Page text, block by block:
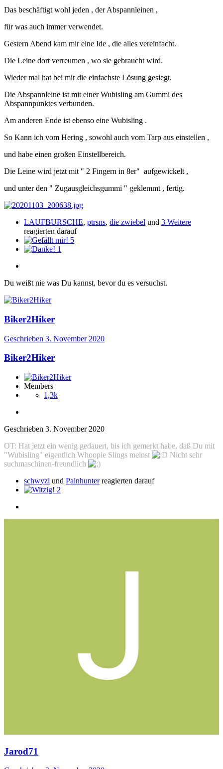
Das beschäftigt wohl jeden , der Abspannleinen ,
für was auch immer verwendet.
Gestern Abend kam mir eine Ide , die alles vereinfacht.
Die Leine dort verreumen , wo sie gebraucht wird.
Wieder mal hat bei mir die einfachste Lösung gesiegt.
Die Abspannleine ist mit einer Wubisling am Gummi des
Abspannpunktes verbunden.
Am anderen Ende ist ebenso eine Wubisling .
So Kann ich vom Hering , sowohl auch vom Tarp aus einstellen ,
und habe einen großen Einstellbereich.
Die Leine wird jetzt mit " 2 Fingern in 8er" aufgewickelt ,
und unter den " Zugausgleichsgummi " geklemmt , fertig.
LAUFBURSCHE, ptrsns, die zwiebel und 3 Weitere
reagierten darauf
5
1
Du weißt nie was Du kannst, bevor du es versuchst.
Biker2Hiker
Geschrieben 3. November 2020
Biker2Hiker
Members
1,3k
Geschrieben 3. November 2020
OT: Hat jetzt ein wenig gedauert, bis ich gemerkt habe, daß Du mit
"Wubisling" eigentlich Whoopie Slings meinst
Nicht sehr
suchmaschinen-freundlich
schwyzi und Painhunterreagierten darauf
2
Jarod71